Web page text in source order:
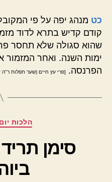
כט מנהג יפה על פי
קודם קדיש בתרא לדוד
שהוא סגולה שלא תחסר
ימות השנה. ואחר
הפרנסה.
[פרי עץ חיים (שער תפלות
הלכות
סימן